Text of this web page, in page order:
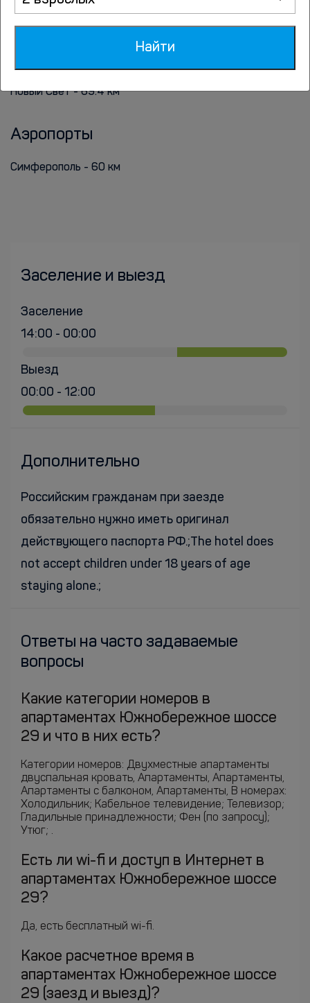
Херсонес Таврический - 54.1 км
Новый Свет - 69.4 км
Аэропорты
Симферополь - 60 км
Заселение и выезд
Заселение
14:00 - 00:00
Выезд
00:00 - 12:00
Дополнительно
Российским гражданам при заезде
обязательно нужно иметь оригинал
действующего паспорта РФ.;The hotel does
not accept children under 18 years of age
staying alone.;
Ответы на часто задаваемые
вопросы
Какие категории номеров в
апартаментах Южнобережное шоссе
29 и что в них есть?
Категории номеров: Двухместные апартаменты
двуспальная кровать, Апартаменты, Апартаменты,
Апартаменты с балконом, Апартаменты, В номерах:
Холодильник; Кабельное телевидение; Телевизор;
Гладильные принадлежности; Фен (по запросу);
Утюг; .
Есть ли wi-fi и доступ в Интернет в
апартаментах Южнобережное шоссе
29?
Да, есть бесплатный wi-fi.
Какое расчетное время в
апартаментах Южнобережное шоссе
29 (заезд и выезд)?
Найти